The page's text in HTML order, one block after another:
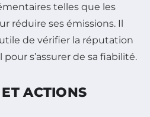
telles que les
réduire ses émissions. Il
de vérifier la réputation
s’assurer de sa fiabilité.
ACTIONS